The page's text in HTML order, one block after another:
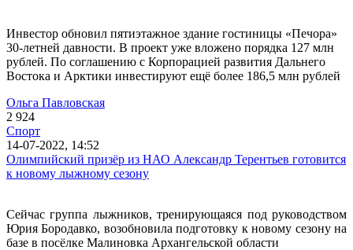
Инвестор обновил пятиэтажное здание гостиницы «Печора»
30-летней давности. В проект уже вложено порядка 127 млн
рублей. По соглашению с Корпорацией развития Дальнего
Востока и Арктики инвестируют ещё более 186,5 млн рублей
Ольга Павловская
2 924
Спорт
14-07-2022, 14:52
Олимпийский призёр из НАО Александр Терентьев готовится
к новому лыжному сезону
Сейчас группа лыжников, тренирующаяся под руководством
Юрия Бородавко, возобновила подготовку к новому сезону на
базе в посёлке Малиновка Архангельской области